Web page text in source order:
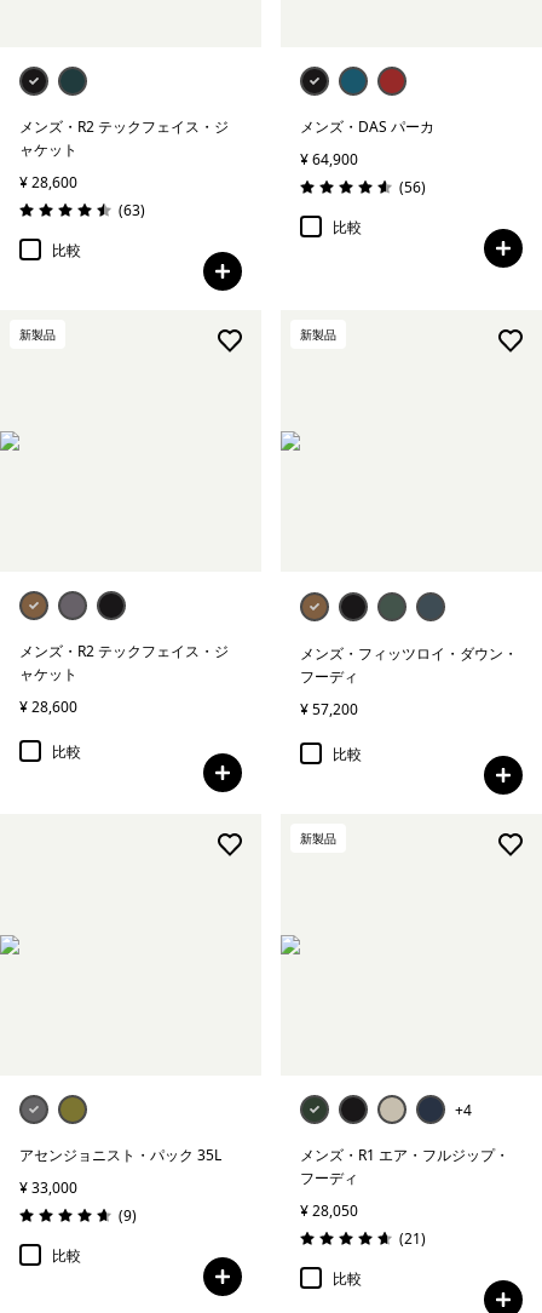
メンズ・R2 テックフェイス・ジ
ャケット
¥ 28,600
評価: 4.5 / 5
(63レビュー
)
比較
メンズ・DAS パーカ
¥ 64,900
評価: 4.6 / 5
(56レビュー
)
比較
新製品
メンズ・R2 テックフェイス・ジ
ャケット
¥ 28,600
比較
新製品
メンズ・フィッツロイ・ダウン・
フーディ
¥ 57,200
比較
アセンジョニスト・パック 35L
¥ 33,000
評価: 4.7 / 5
(9レビュー
)
比較
新製品
+4
メンズ・R1 エア・フルジップ・
フーディ
¥ 28,050
評価: 4.7 / 5
(21レビュー
)
比較